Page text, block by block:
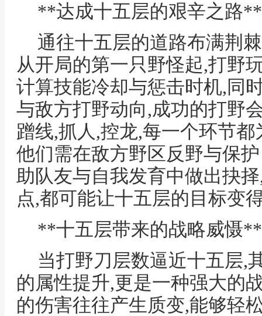
**达成十五层的艰辛之路**
通往十五层的道路布满荆
从开局的第一只野怪起,打野
计算技能冷却与惩击时机,同
与敌方打野动向,成功的打野
蹭线,抓人,控龙,每一个环节
他们需在敌方野区反野与保
助队友与自我发育中做出抉
点,都可能让十五层的目标变
**十五层带来的战略威慑**
当打野刀层数逼近十五层,
的属性提升,更是一种强大的
的伤害往往产生质变,能够轻